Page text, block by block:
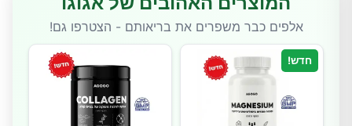
אלפים כבר משפרים את בריאותם - הצטרפו גם!
חדש!